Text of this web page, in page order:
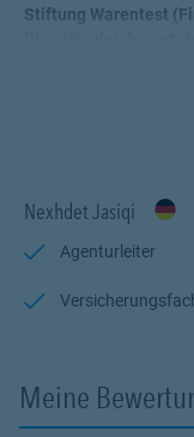
Stiftung Warentest
uns ein
Sie können hier
Nexhdet Jasiqi
Agenturleiter
Meine